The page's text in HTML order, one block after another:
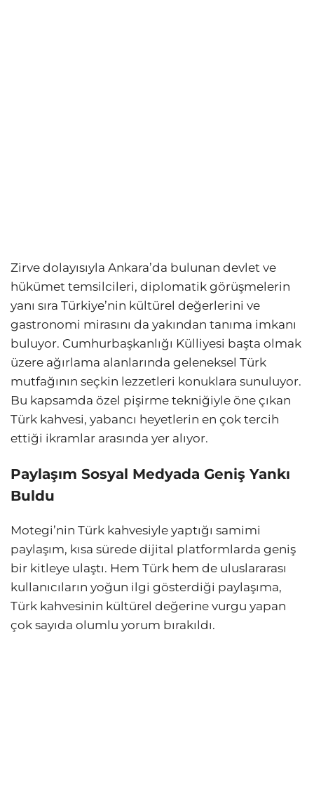
Zirve dolayısıyla Ankara’da bulunan devlet ve
hükümet temsilcileri, diplomatik görüşmelerin
yanı sıra Türkiye’nin kültürel değerlerini ve
gastronomi mirasını da yakından tanıma imkanı
buluyor. Cumhurbaşkanlığı Külliyesi başta olmak
üzere ağırlama alanlarında geleneksel Türk
mutfağının seçkin lezzetleri konuklara sunuluyor.
Bu kapsamda özel pişirme tekniğiyle öne çıkan
Türk kahvesi, yabancı heyetlerin en çok tercih
ettiği ikramlar arasında yer alıyor.
Paylaşım Sosyal Medyada Geniş Yankı
Buldu
Motegi’nin Türk kahvesiyle yaptığı samimi
paylaşım, kısa sürede dijital platformlarda geniş
bir kitleye ulaştı. Hem Türk hem de uluslararası
kullanıcıların yoğun ilgi gösterdiği paylaşıma,
Türk kahvesinin kültürel değerine vurgu yapan
çok sayıda olumlu yorum bırakıldı.